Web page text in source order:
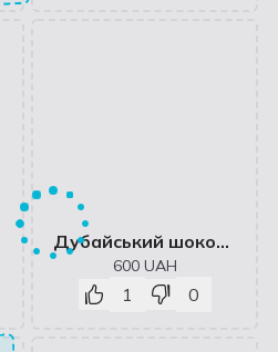
Дубайський шоколад з фісташкою та тістом катаіфі
600 UAH
1 0